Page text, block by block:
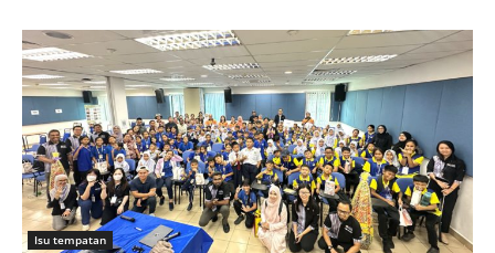
Isu tempatan